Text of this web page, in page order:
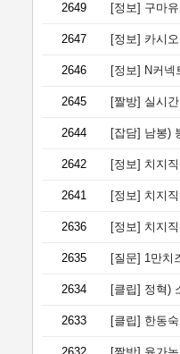
2649 [정보] 구마
2647 [정보] 카시
2646 [정보] N커넥
2645 [짤방] 실시
2644 [잡담] 남봉)
2642 [정보] 치지
2641 [정보] 치지
2636 [정보] 치지
2635 [질문] 1만치
2634 [클립] 정혁)
2633 [클립] 한동